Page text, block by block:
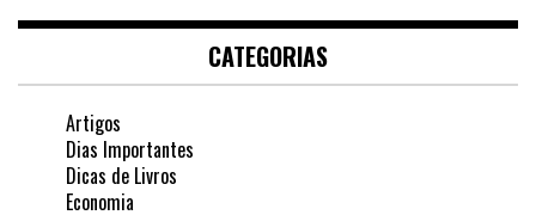
CATEGORIAS
Artigos
Dias Importantes
Dicas de Livros
Economia